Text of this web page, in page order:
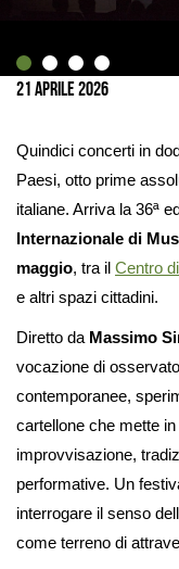
immagine
21 Aprile 2026
Quindici concerti in
Paesi, otto prime
italiane. Arriva la 36ª
Internazionale di
maggio, tra il Centro
e altri spazi cittadini.
Diretto da Massimo
vocazione di
contemporanee,
cartellone che mette
improvvisazione,
performative. Un
interrogare il senso
come terreno di